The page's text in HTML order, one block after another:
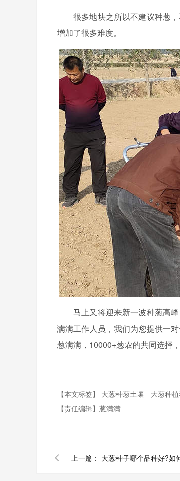
很多地块之所以不建议种葱
增加了很多难度。
马上又将迎来新一波种葱高
满满工作人员，我们为您提供一
葱满满，10000+葱农的共同选择
【本文标签】 大葱种葱土壤
大葱种
【责任编辑】 葱满满
上一篇：